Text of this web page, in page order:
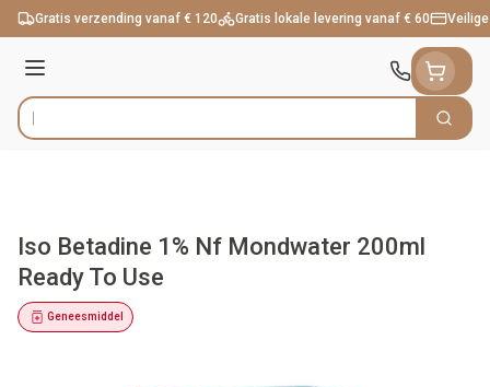
Ga naar de inhoud
Gratis verzending vanaf € 120 Gratis lokale levering vanaf € 60
Menu
Product, merk, categorie... Zoek
Iso Betadine 1% Nf Mondwater 200ml
Ready To Use
Geneesmiddel